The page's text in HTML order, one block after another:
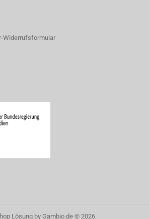
Widerrufsformular
Lösungby Gambio.de © 2026